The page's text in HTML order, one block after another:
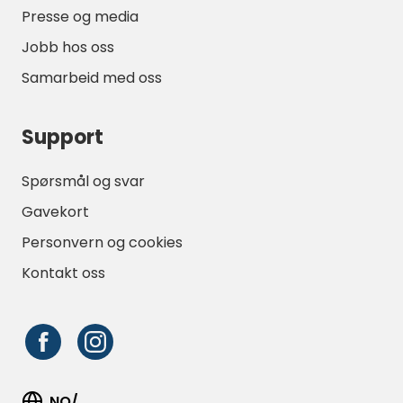
Presse og media
Jobb hos oss
Samarbeid med oss
Support
Spørsmål og svar
Gavekort
Personvern og cookies
Kontakt oss